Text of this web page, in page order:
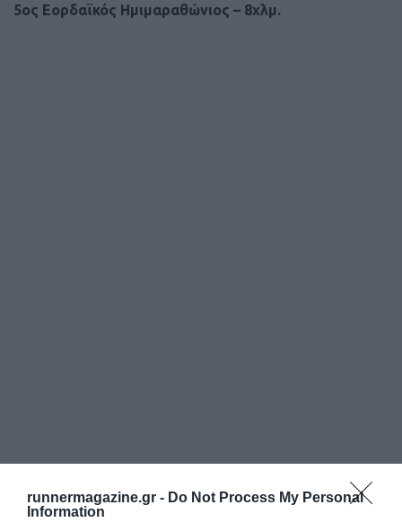
runnermagazine.gr - Do Not Process My Personal
Information
5ος Εορδαϊκός Ημιμαραθώνιος – 8χλμ.